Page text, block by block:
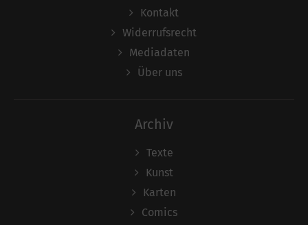
Kontakt
Widerrufsrecht
Mediadaten
Über uns
Archiv
Texte
Kunst
Karten
Comics